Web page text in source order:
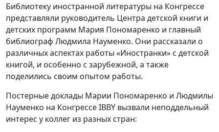
Библиотеку иностранной литературы на Конгрессе
представляли руководитель Центра детской книги и
детских программ Мария Пономаренко и главный
библиограф Людмила Науменко. Они рассказали о
различных аспектах работы «Иностранки» с детской
книгой, и особенно с зарубежной, а также
поделились своим опытом работы.
Постерные доклады Марии Пономаренко и Людмилы
Науменко на Конгрессе IBBY вызвали неподдельный
интерес у коллег из разных стран: